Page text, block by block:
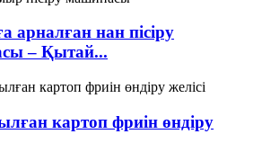
арналған нан пісіру
– Қытай...
картоп фриін өндіру